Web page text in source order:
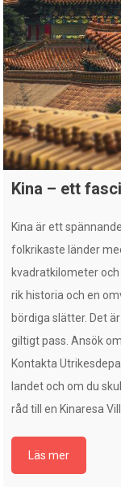
Kina – ett
Kina är ett
folkrikaste länder
kvadratkilometer och
rik historia och en
bördiga slätter. Det
giltigt pass. Ansök
Kontakta
landet och om du
råd till en Kinaresa